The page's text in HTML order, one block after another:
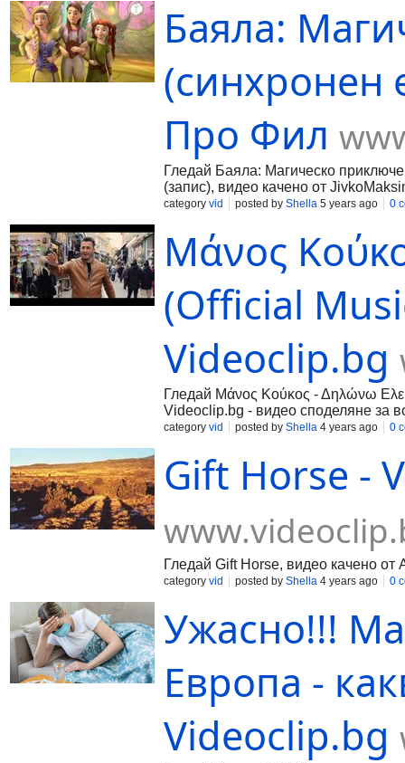
Баяла:
(синхронен
Про Фил
Гледай Баяла: Магическо
(запис), видео качено от
category vid posted by Shella 5 years ago 0
Μάνος
(Official
Videoclip.bg
Гледай Μάνος Κούκος - Δηλώνω
Videoclip.bg - видео споделяне за
category vid posted by Shella 4 years ago 0
Gift Horse -
Гледай Gift Horse, видео качено
category vid posted by Shella 4 years ago 0
Ужасно!!!
Европа -
Videoclip.bg